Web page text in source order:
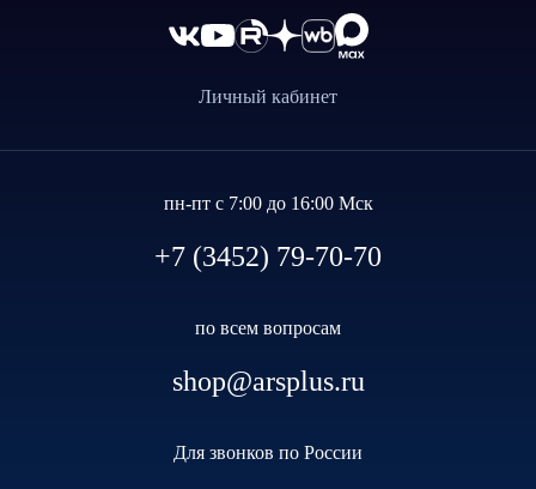
Личный кабинет
пн-пт с 7:00 до 16:00 Мск
+7 (3452) 79-70-70
по всем вопросам
shop@arsplus.ru
Для звонков по России